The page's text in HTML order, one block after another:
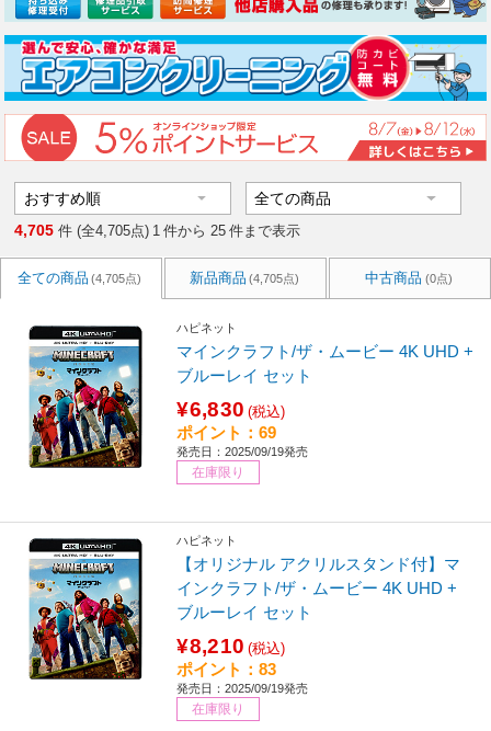
4,705 件 (全4,705点) 1 件から 25 件まで表示
全ての商品 (4,705点) 新品商品 (4,705点) 中古商品 (0点)
ハピネット
マインクラフト/ザ・ムービー 4K UHD +
ブルーレイ セット
¥6,830 (税込)
ポイント：69
発売日：2025/09/19発売
在庫限り
ハピネット
【オリジナル アクリルスタンド付】マ
インクラフト/ザ・ムービー 4K UHD +
ブルーレイ セット
¥8,210 (税込)
ポイント：83
発売日：2025/09/19発売
在庫限り